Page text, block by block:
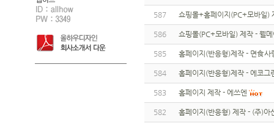
587 쇼핑몰+홈페이지(PC+모바일)
586 쇼핑몰(PC+모바일) 제작 - 웰
585 홈페이지(반응형)제작 - 면食사
584 홈페이지(반응형)제작 - 에코그
583 홈페이지 제작 - 에쓰엔
582 홈페이지(반응형) 제작 - (주)아